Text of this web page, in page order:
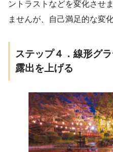
ントラストなどを変化させ
ませんが、自己満足的な変
ステップ４．線形グ
露出を上げる